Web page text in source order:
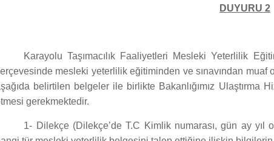
DUYURU 2
Karayolu Taşımacılık Faaliyetleri Mesleki Yeterlilik
mesleki yeterlilik eğitiminden ve sınavından
belirtilen belgeler ile birlikte Bakanlığımız Ulaştırma
gerekmektedir.
1- Dilekçe (Dilekçe’de T.C Kimlik numarası, gün ay